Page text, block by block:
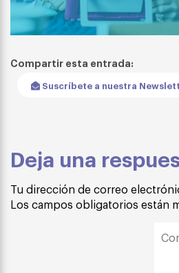
Compartir esta entrada:
Suscríbete a nuestra
Deja una
Tu dirección de correo
Los campos obligatorios están